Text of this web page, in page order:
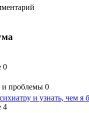
0
проблемы 0
и узнать, чем я
4